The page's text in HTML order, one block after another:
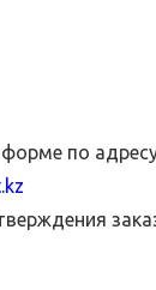
по
.kz